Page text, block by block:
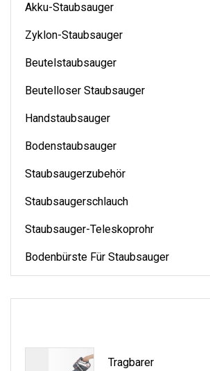
Akku-Staubsauger
Zyklon-Staubsauger
Beutelstaubsauger
Beutelloser Staubsauger
Handstaubsauger
Bodenstaubsauger
Staubsaugerzubehör
Staubsaugerschlauch
Staubsauger-Teleskoprohr
Bodenbürste Für Staubsauger
Tragbarer